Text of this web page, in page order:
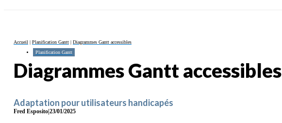
Accueil | Planification Gantt | Diagrammes Gantt accessibles
Planification Gantt
Diagrammes Gantt accessibles
Adaptation pour utilisateurs handicapés
Fred Esposito 23/01/2025